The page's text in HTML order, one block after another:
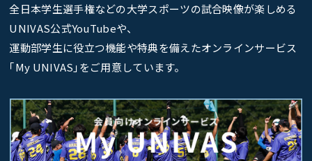
全日本学生選手権などの大学スポーツの試合映像が楽しめる
UNIVAS公式YouTubeや、
運動部学生に役立つ機能や特典を備えたオンラインサービス
｢My UNIVAS｣をご用意しています。